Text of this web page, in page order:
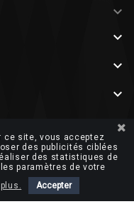




ce site, vous acceptez
des publicités ciblées
des statistiques de
paramètres de votre
Accepter